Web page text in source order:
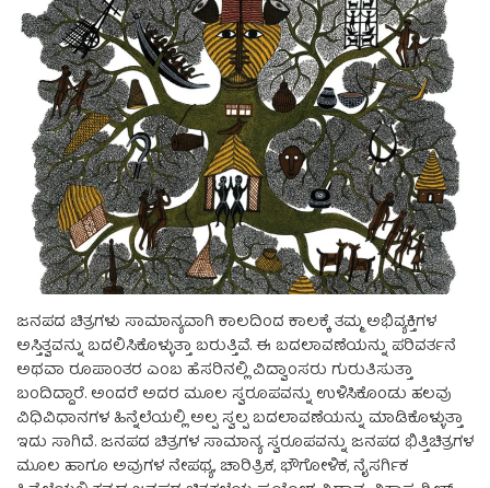
ಜನಪದ ಚಿತ್ರಗಳು ಸಾಮಾನ್ಯವಾಗಿ ಕಾಲದಿಂದ ಕಾಲಕ್ಕೆ ತಮ್ಮ ಅಭಿವ್ಯಕ್ತಿಗಳ
ಅಸ್ತಿತ್ವವನ್ನು ಬದಲಿಸಿಕೊಳ್ಳುತ್ತಾ ಬರುತ್ತಿವೆ. ಈ ಬದಲಾವಣೆಯನ್ನು ಪರಿವರ್ತನೆ
ಅಥವಾ ರೂಪಾಂತರ ಎಂಬ ಹೆಸರಿನಲ್ಲಿ ವಿದ್ವಾಂಸರು ಗುರುತಿಸುತ್ತಾ
ಬಂದಿದ್ದಾರೆ. ಅಂದರೆ ಅದರ ಮೂಲ ಸ್ವರೂಪವನ್ನು ಉಳಿಸಿಕೊಂಡು ಹಲವು
ವಿಧಿವಿಧಾನಗಳ ಹಿನ್ನೆಲೆಯಲ್ಲಿ ಅಲ್ಪ ಸ್ವಲ್ಪ ಬದಲಾವಣೆಯನ್ನು ಮಾಡಿಕೊಳ್ಳುತ್ತಾ
ಇದು ಸಾಗಿದೆ. ಜನಪದ ಚಿತ್ರಗಳ ಸಾಮಾನ್ಯ ಸ್ವರೂಪವನ್ನು ಜನಪದ ಭಿತ್ತಿಚಿತ್ರಗಳ
ಮೂಲ ಹಾಗೂ ಅವುಗಳ ನೇಪಥ್ಯ, ಚಾರಿತ್ರಿಕ, ಭೌಗೋಳಿಕ, ನೈಸರ್ಗಿಕ